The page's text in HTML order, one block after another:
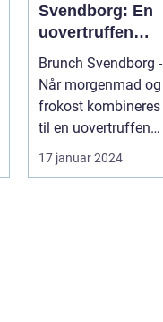
Svendborg: En
uovertruffen
oplevelse for
eventyrrejsende
og backpackere
Brunch Svendborg -
Når morgenmad og
frokost kombineres
til en uovertruffen
smagsoplevelse
Introduk...
17 januar 2024